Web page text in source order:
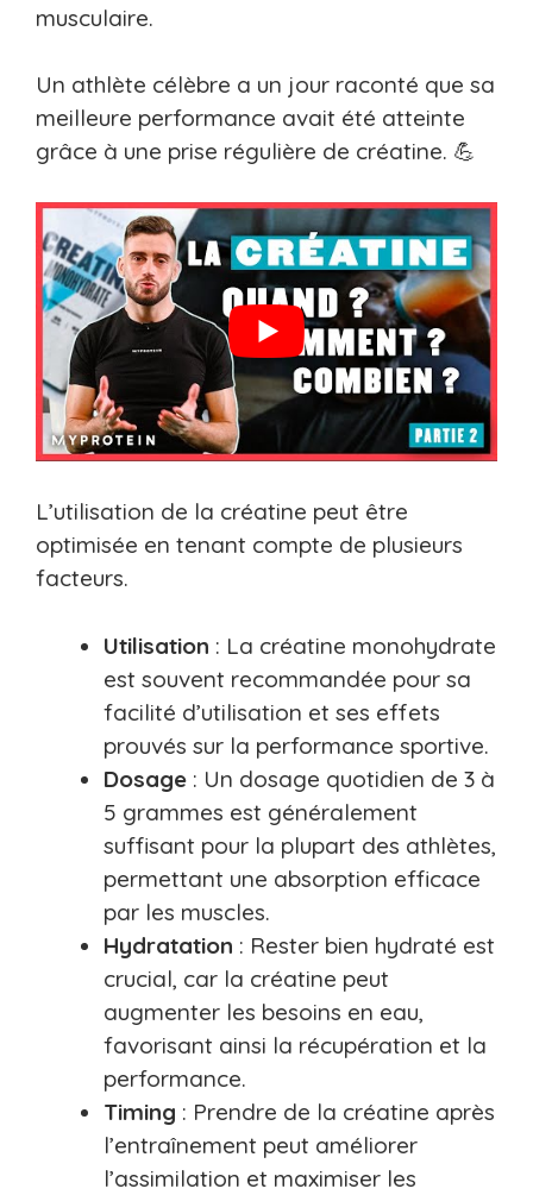
musculaire.
Un athlète célèbre a un jour raconté que sa
meilleure performance avait été atteinte
grâce à une prise régulière de créatine. 💪
L’utilisation de la créatine peut être
optimisée en tenant compte de plusieurs
facteurs.
Utilisation : La créatine monohydrate
est souvent recommandée pour sa
facilité d’utilisation et ses effets
prouvés sur la performance sportive.
Dosage : Un dosage quotidien de 3 à
5 grammes est généralement
suffisant pour la plupart des athlètes,
permettant une absorption efficace
par les muscles.
Hydratation : Rester bien hydraté est
crucial, car la créatine peut
augmenter les besoins en eau,
favorisant ainsi la récupération et la
performance.
Timing : Prendre de la créatine après
l’entraînement peut améliorer
l’assimilation et maximiser les